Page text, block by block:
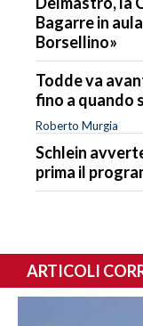
Bagarre in
Borsellino»
Todde va
fino a quando
Roberto Murgia
Schlein
prima il
ARTICOLI